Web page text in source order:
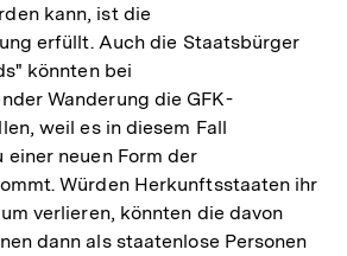
kann, ist die
erfüllt. Auch die Staatsbürger
könnten bei
Wanderung die GFK-
weil es in diesem Fall
neuen Form der
Würden Herkunftsstaaten ihr
verlieren, könnten die davon
dann als staatenlose Personen